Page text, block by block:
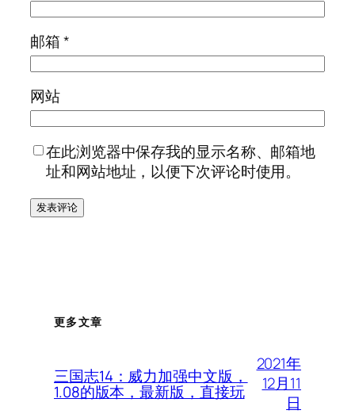
邮箱*
网站
在此浏览器中保存我的显示名称、邮箱地
址和网站地址，以便下次评论时使用。
更多文章
三国志14：威力加强中文版，
1.08的版本，最新版，直接玩
2021年
12月11
日